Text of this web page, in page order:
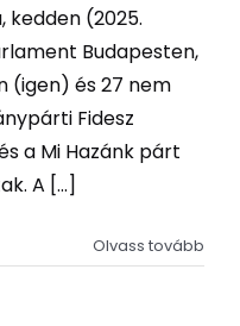
(2025.
Budapesten,
(igen) és 27 nem
Fidesz
a Mi Hazánk párt
A [...]
Olvass tovább